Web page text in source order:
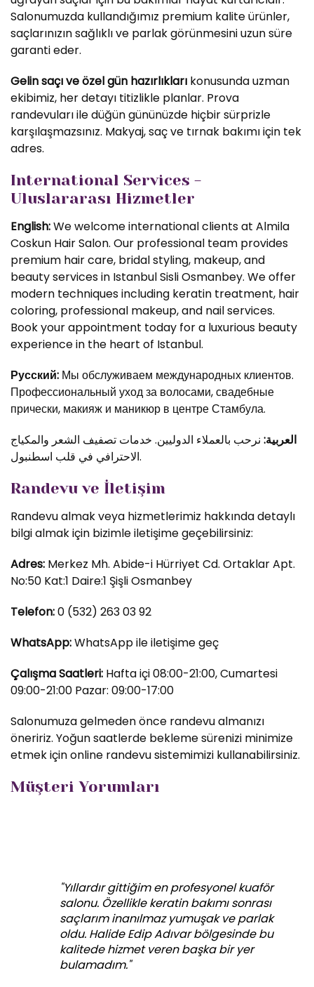
Salonumuzda kullandığımız premium kalite ürünler,
saçlarınızın sağlıklı ve parlak görünmesini uzun süre
garanti eder.
Gelin saçı ve özel gün hazırlıkları konusunda uzman
ekibimiz, her detayı titizlikle planlar. Prova
randevuları ile düğün gününüzde hiçbir sürprizle
karşılaşmazsınız. Makyaj, saç ve tırnak bakımı için tek
adres.
International Services -
Uluslararası Hizmetler
English:We welcome international clients at Almila
Coskun Hair Salon. Our professional team provides
premium hair care, bridal styling, makeup, and
beauty services in Istanbul Sisli Osmanbey. We offer
modern techniques including keratin treatment, hair
coloring, professional makeup, and nail services.
Book your appointment today for a luxurious beauty
experience in the heart of Istanbul.
Русский: Мы обслуживаем международных клиентов.
Профессиональный уход за волосами, свадебные
прически, макияж и маникюр в центре Стамбула.
العربية: نرحب بالعملاء الدوليين. خدمات تصفيف الشعر والمكياج
الاحترافي في قلب اسطنبول.
Randevu ve İletişim
Randevu almak veya hizmetlerimiz hakkında detaylı
bilgi almak için bizimle iletişime geçebilirsiniz:
Adres: Merkez Mh. Abide-i Hürriyet Cd. Ortaklar Apt.
No:50 Kat:1 Daire:1 Şişli Osmanbey
Telefon:0 (532) 263 03 92
WhatsApp:WhatsApp ile iletişime geç
Çalışma Saatleri: Hafta içi 08:00-21:00, Cumartesi
09:00-21:00 Pazar: 09:00-17:00
Salonumuza gelmeden önce randevu almanızı
öneririz. Yoğun saatlerde bekleme sürenizi minimize
etmek için online randevu sistemimizi kullanabilirsiniz.
Müşteri Yorumları
"Yıllardır gittiğim en profesyonel kuaför
salonu. Özellikle keratin bakımı sonrası
saçlarım inanılmaz yumuşak ve parlak
oldu. Halide Edip Adıvar bölgesinde bu
kalitede hizmet veren başka bir yer
bulamadım."